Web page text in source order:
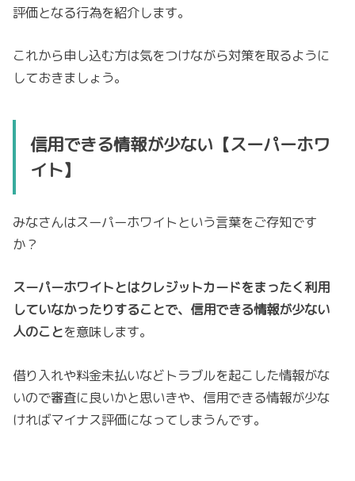
評価となる行為を紹介します。
これから申し込む方は気をつけながら対策を取るように
しておきましょう。
信用できる情報が少ない【スーパーホワ
イト】
みなさんはスーパーホワイトという言葉をご存知です
か？
スーパーホワイトとはクレジットカードをまったく利用
していなかったりすることで、信用できる情報が少ない
人のことを意味します。
借り入れや料金未払いなどトラブルを起こした情報がな
いので審査に良いかと思いきや、信用できる情報が少な
ければマイナス評価になってしまうんです。